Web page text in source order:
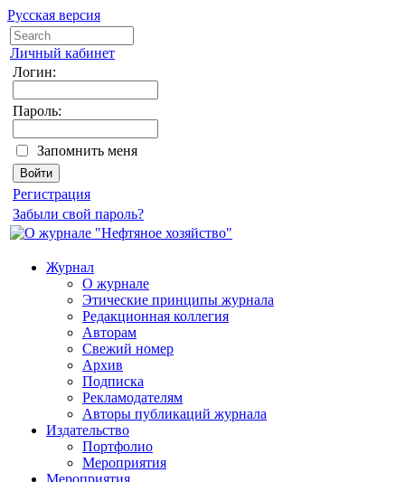
Русская версия
Личный кабинет
Логин:
Пароль:
Запомнить меня
Регистрация
Забыли свой пароль?
Журнал
О журнале
Этические принципы журнала
Редакционная коллегия
Авторам
Свежий номер
Архив
Подписка
Рекламодателям
Авторы публикаций журнала
Издательство
Портфолио
Мероприятия
Мероприятия